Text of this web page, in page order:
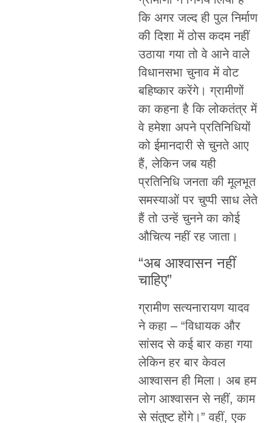
कि अगर जल्द ही पुल निर्माण
की दिशा में ठोस कदम नहीं
उठाया गया तो वे आने वाले
विधानसभा चुनाव में वोट
बहिष्कार करेंगे। ग्रामीणों
का कहना है कि लोकतंत्र में
वे हमेशा अपने प्रतिनिधियों
को ईमानदारी से चुनते आए
हैं, लेकिन जब यही
प्रतिनिधि जनता की मूलभूत
समस्याओं पर चुप्पी साध लेते
हैं तो उन्हें चुनने का कोई
औचित्य नहीं रह जाता।
“अब आश्वासन नहीं
चाहिए”
ग्रामीण सत्यनारायण यादव
ने कहा – “विधायक और
सांसद से कई बार कहा गया
लेकिन हर बार केवल
आश्वासन ही मिला। अब हम
लोग आश्वासन से नहीं, काम
से संतुष्ट होंगे।” वहीं, एक